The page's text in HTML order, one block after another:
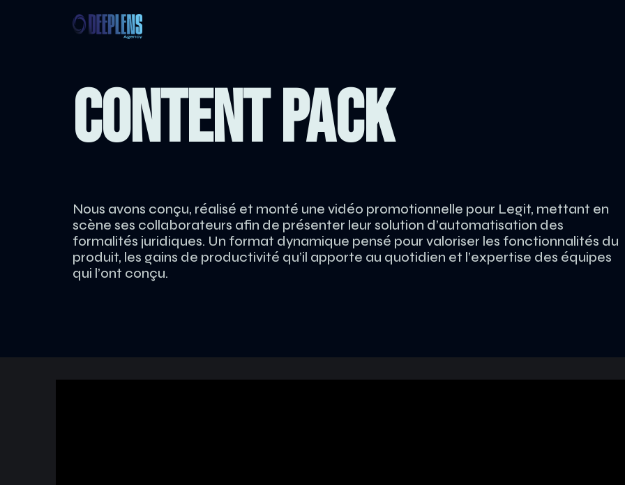
CONTENT PACK
Nous avons conçu, réalisé et monté une vidéo promotionnelle pour Legit, mettant en
scène ses collaborateurs afin de présenter leur solution d’automatisation des
formalités juridiques. Un format dynamique pensé pour valoriser les fonctionnalités du
produit, les gains de productivité qu’il apporte au quotidien et l’expertise des équipes
qui l’ont conçu.